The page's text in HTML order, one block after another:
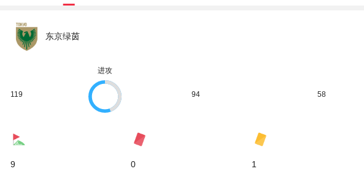
东京绿茵
进攻
119 94 58
9 0 1